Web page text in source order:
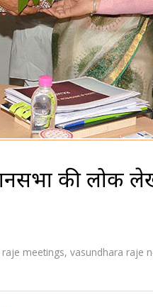
की लोक
meetings, vasundhara raje